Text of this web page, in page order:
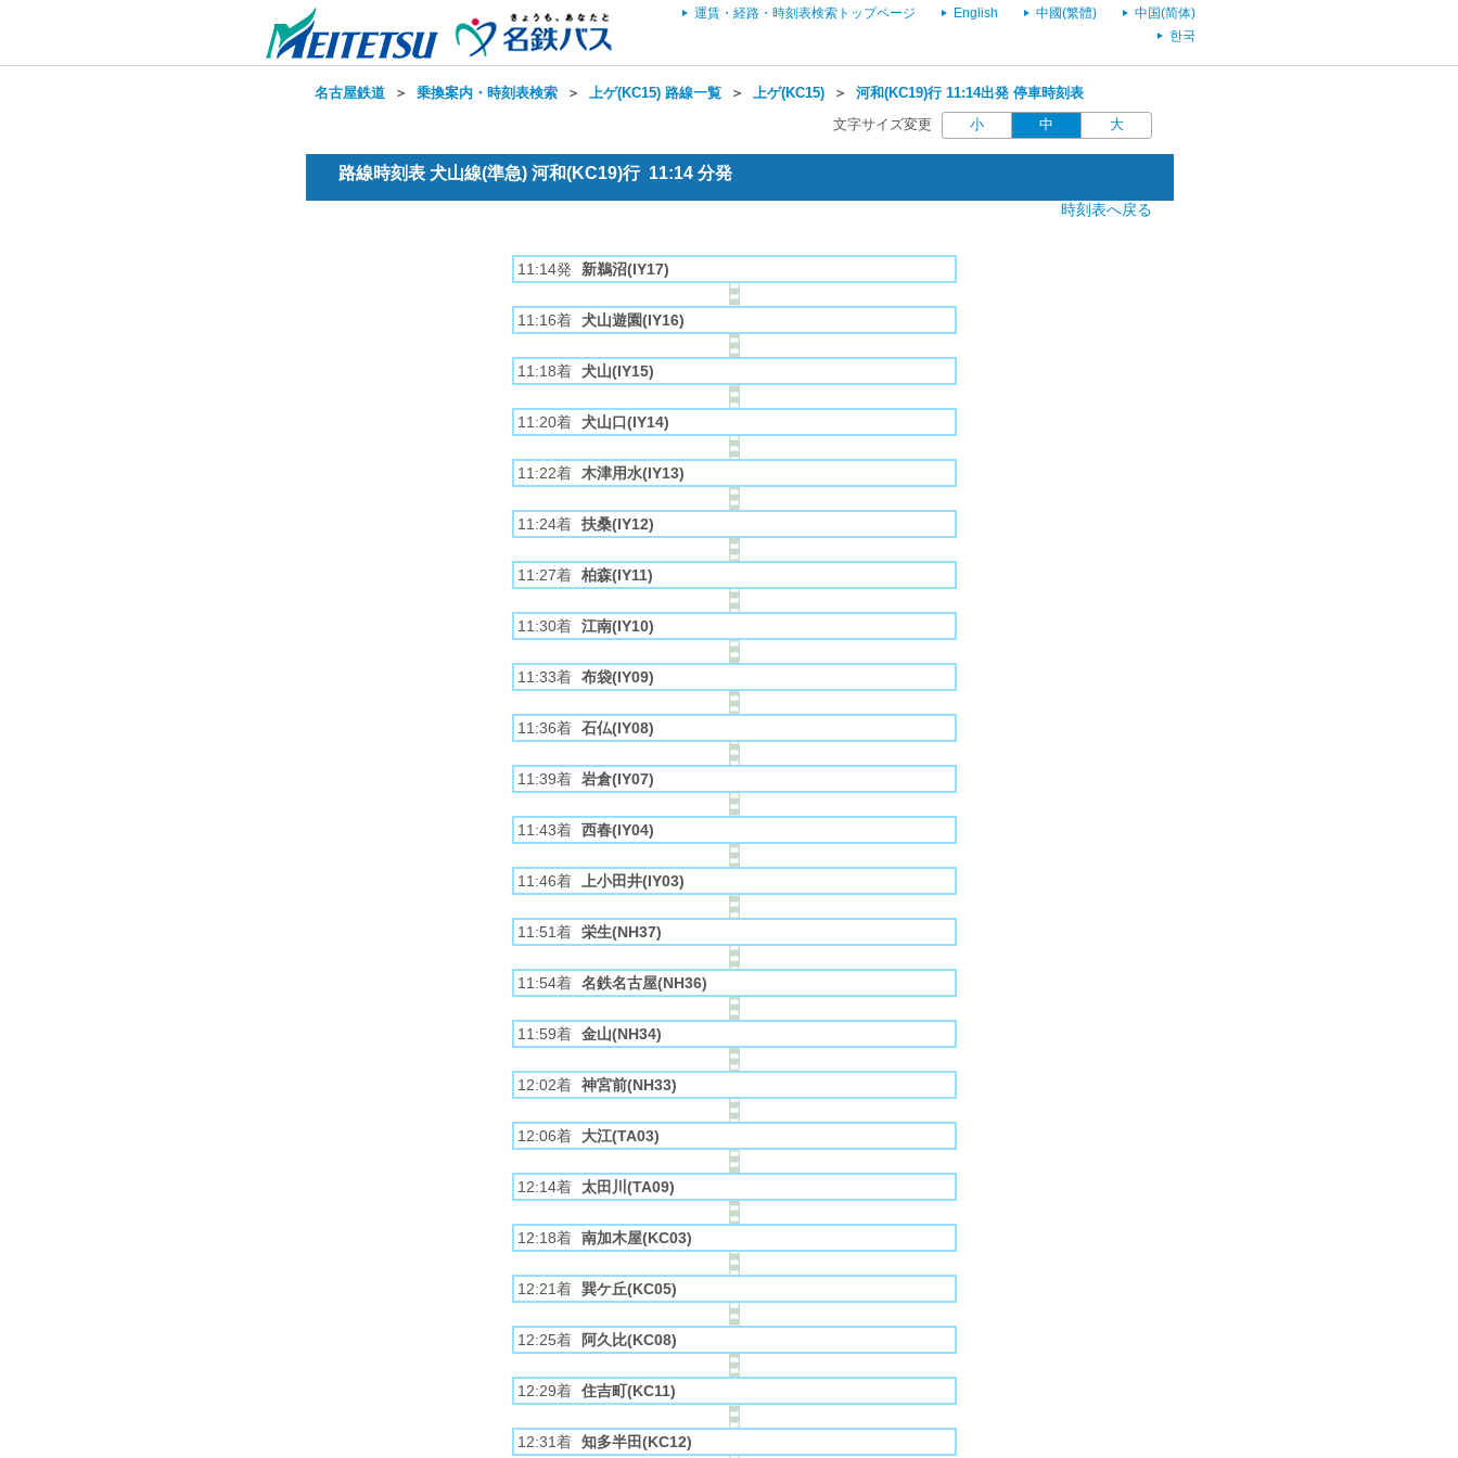
運賃・経路・時刻表検索トップページ English 中國(繁體)
中国(简体)
한국
名古屋鉄道 ＞ 乗換案内・時刻表検索 ＞ 上ゲ(KC15) 路線一覧 ＞ 上ゲ(KC15) ＞ 河和(KC19)行 11:14出発 停車時刻表
文字サイズ変更 小 中 大
路線時刻表 犬山線(準急) 河和(KC19)行 11:14 分発
時刻表へ戻る
11:14発 新鵜沼(IY17)
11:16着 犬山遊園(IY16)
11:18着 犬山(IY15)
11:20着 犬山口(IY14)
11:22着 木津用水(IY13)
11:24着 扶桑(IY12)
11:27着 柏森(IY11)
11:30着 江南(IY10)
11:33着 布袋(IY09)
11:36着 石仏(IY08)
11:39着 岩倉(IY07)
11:43着 西春(IY04)
11:46着 上小田井(IY03)
11:51着 栄生(NH37)
11:54着 名鉄名古屋(NH36)
11:59着 金山(NH34)
12:02着 神宮前(NH33)
12:06着 大江(TA03)
12:14着 太田川(TA09)
12:18着 南加木屋(KC03)
12:21着 巽ケ丘(KC05)
12:25着 阿久比(KC08)
12:29着 住吉町(KC11)
12:31着 知多半田(KC12)